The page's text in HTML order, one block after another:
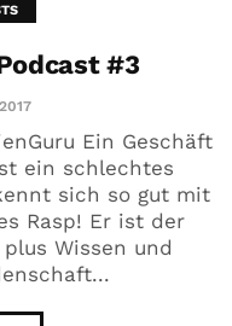
#3
Ein Geschäft
ein schlechtes
sich so gut mit
Rasp! Er ist der
Wissen und